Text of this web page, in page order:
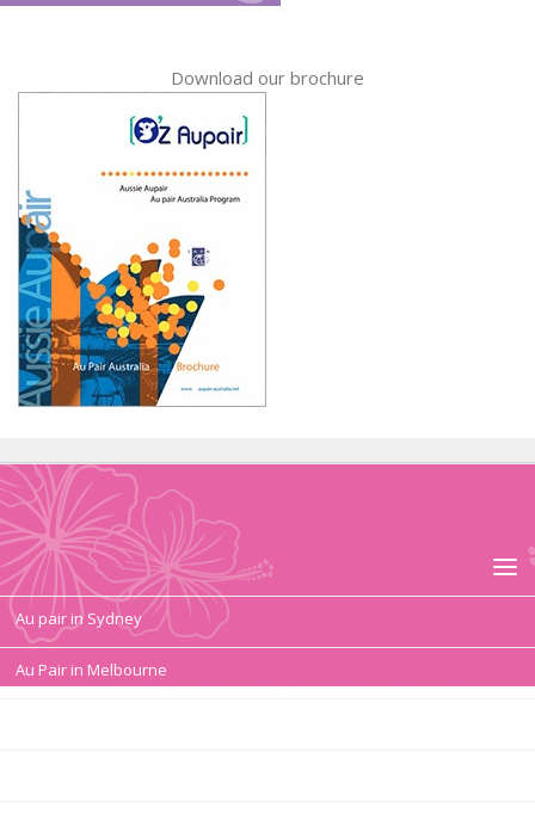
Download our brochure
Au pair in Sydney
Au Pair in Melbourne